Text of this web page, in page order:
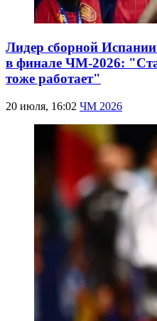
Лидер сборной
в финале ЧМ-2026:
тоже работает"
20 июля, 16:02 ЧМ 2026